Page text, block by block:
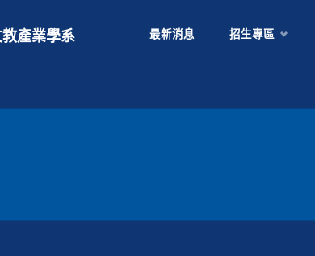
產業學系 最新消息 招生專區